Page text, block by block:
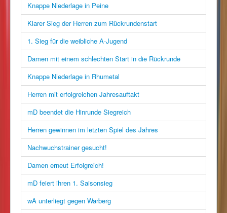
Knappe Niederlage in Peine
Klarer Sieg der Herren zum Rückrundenstart
1. Sieg für die weibliche A-Jugend
Damen mit einem schlechten Start in die Rückrunde
Knappe Niederlage in Rhumetal
Herren mit erfolgreichen Jahresauftakt
mD beendet die Hinrunde Siegreich
Herren gewinnen im letzten Spiel des Jahres
Nachwuchstrainer gesucht!
Damen erneut Erfolgreich!
mD feiert ihren 1. Saisonsieg
wA unterliegt gegen Warberg